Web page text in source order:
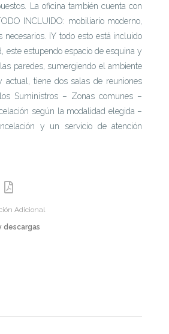
La oficina también cuenta con
INCLUIDO: mobiliario moderno,
¡Y todo esto está incluido
este estupendo espacio de esquina y
paredes, sumergiendo el ambiente
tiene dos salas de reuniones
Suministros – Zonas comunes –
según la modalidad elegida –
y un servicio de atención
Adicional
descargas